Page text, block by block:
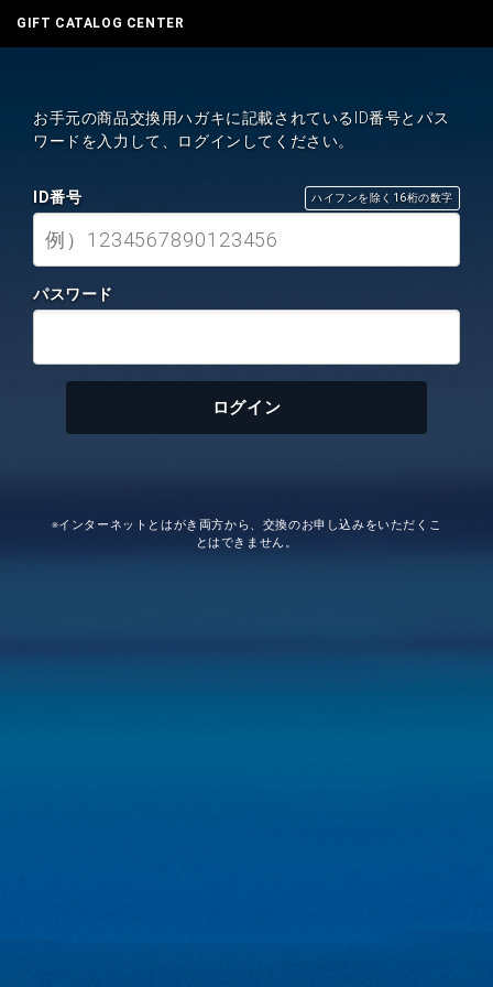
GIFT CATALOG CENTER
お手元の商品交換用ハガキに記載されているID番号とパス
ワードを入力して、ログインしてください。
ID番号 ハイフンを除く16桁の数字
パスワード
※インターネットとはがき両方から、交換のお申し込みをいただくこ
とはできません。